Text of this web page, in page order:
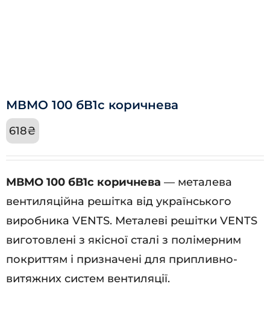
МВМО 100 бВ1с коричнева
618₴
МВМО 100 бВ1с коричнева — металева
вентиляційна решітка від українського
виробника VENTS. Металеві решітки VENTS
виготовлені з якісної сталі з полімерним
покриттям і призначені для припливно-
витяжних систем вентиляції.